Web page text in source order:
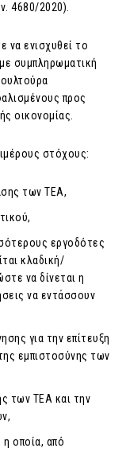
4680/2020).
να ενισχυθεί το
συμπληρωματική
προς
οικονομίας.
στόχους:
των ΤΕΑ,
εργοδότες
κλαδική/
να δίνεται η
να εντάσσουν
για την επίτευξη
εμπιστοσύνης των
των ΤΕΑ και την
οποία, από